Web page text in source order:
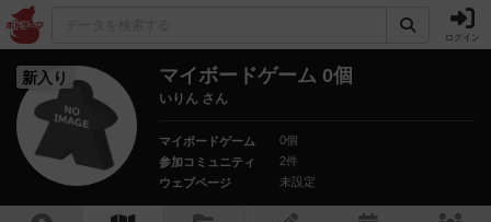
ログイン
新入り マイボードゲーム 0個
いりん さん
マイボードゲーム
0個
参加コミュニティ
2件
ウェブページ
未設定